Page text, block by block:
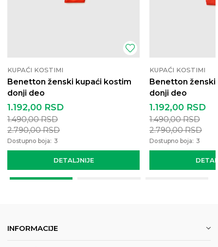
KUPAĆI KOSTIMI
Benetton ženski kupaći kostim
donji deo
DETALJNIJE
1.192,00 RSD
1.490,00RSD
2.790,00RSD
Dostupno boja: 3
KUPAĆI KOSTIMI
Benetton
donji deo
1.192,00 RSD
1.490,00RSD
2.790,00RSD
Dostupno boja: 3
INFORMACIJE